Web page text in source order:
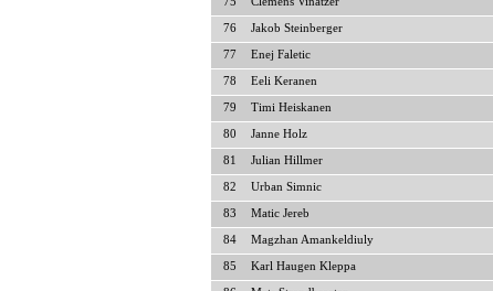
76 Jakob Steinberger
77 Enej Faletic
78 Eeli Keranen
79 Timi Heiskanen
80 Janne Holz
81 Julian Hillmer
82 Urban Simnic
83 Matic Jereb
84 Magzhan Amankeldiuly
85 Karl Haugen Kleppa